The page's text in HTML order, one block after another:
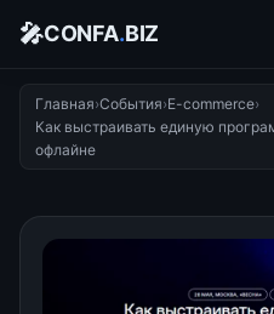
🎤CONFA.BIZ
Главная›События›E-commerce›
Как выстраивать единую
офлайне